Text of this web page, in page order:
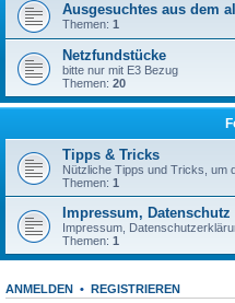
Ausgesuchtes aus dem
Themen: 1
Netzfundstücke
bitte nur mit E3 Bezug
Themen: 20
Tipps & Tricks
Nützliche Tipps und Tricks, um
Themen: 1
Impressum, Datenschutz
Impressum,
Themen: 1
ANMELDEN • REGISTRIEREN